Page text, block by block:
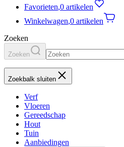
Favorieten,0 artikelen
Winkelwagen,0 artikelen
Zoeken
Zoeken
Zoekbalk sluiten
Verf
Vloeren
Gereedschap
Hout
Tuin
Aanbiedingen